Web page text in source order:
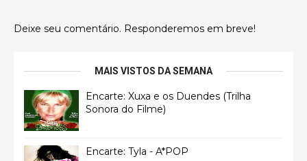
Deixe seu comentário. Responderemos em breve!
MAIS VISTOS DA SEMANA
Encarte: Xuxa e os Duendes (Trilha
Sonora do Filme)
Encarte: Tyla - A*POP